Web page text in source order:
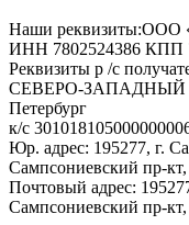
Наши реквизиты:ООО
ИНН 7802524386 КПП
Реквизиты р /с
СЕВЕРО-ЗАПАДНЫЙ
Петербург
к/с
Юр. адрес: 195277, г.
Сампсониевский пр-
Почтовый адрес:
Сампсониевский пр-